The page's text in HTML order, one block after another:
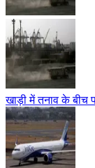
खाड़ी में तनाव के बीच